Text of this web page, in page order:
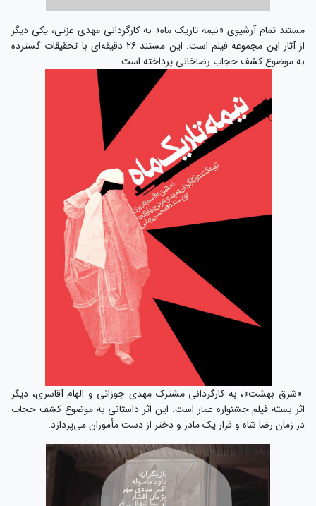
مستند تمام آرشیوی «نیمه تاریک ماه» به کارگردانی مهدی عزتی، یکی دیگر
از آثار این مجموعه فیلم است. این مستند ۲۶ دقیقه‌ای با تحقیقات گسترده
به موضوع کشف حجاب رضاخانی پرداخته است.
«شرق بهشت»، به کارگردانی مشترک مهدی جوزائی و الهام آقاسری، دیگر
اثر بسته فیلم جشنواره عمار است. این اثر داستانی به موضوع کشف حجاب
در زمان رضا شاه و فرار یک مادر و دختر از دست مأموران می‌پردازد.